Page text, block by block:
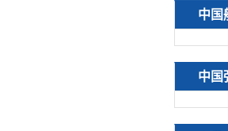
中国
中国